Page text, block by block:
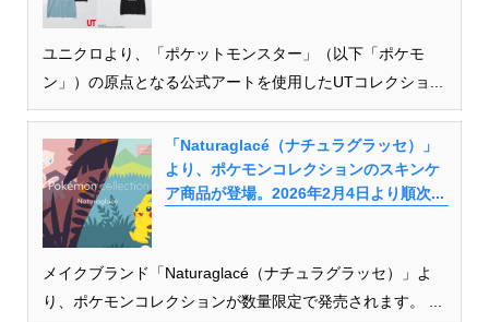
ユニクロより、「ポケットモンスター」（以下「ポケモ
ン」）の原点となる公式アートを使用したUTコレクショ...
「Naturaglacé（ナチュラグラッセ）」
より、ポケモンコレクションのスキンケ
ア商品が登場。2026年2月4日より順次...
メイクブランド「Naturaglacé（ナチュラグラッセ）」よ
り、ポケモンコレクションが数量限定で発売されます。 ...